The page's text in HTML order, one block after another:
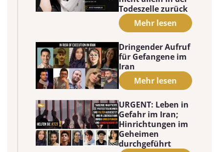
Todeszelle zurück
Mehr lesen
Dringender Aufruf
für Gefangene im
Iran
Mehr lesen
URGENT: Leben in
Gefahr im Iran;
Hinrichtungen im
Geheimen
durchgeführt